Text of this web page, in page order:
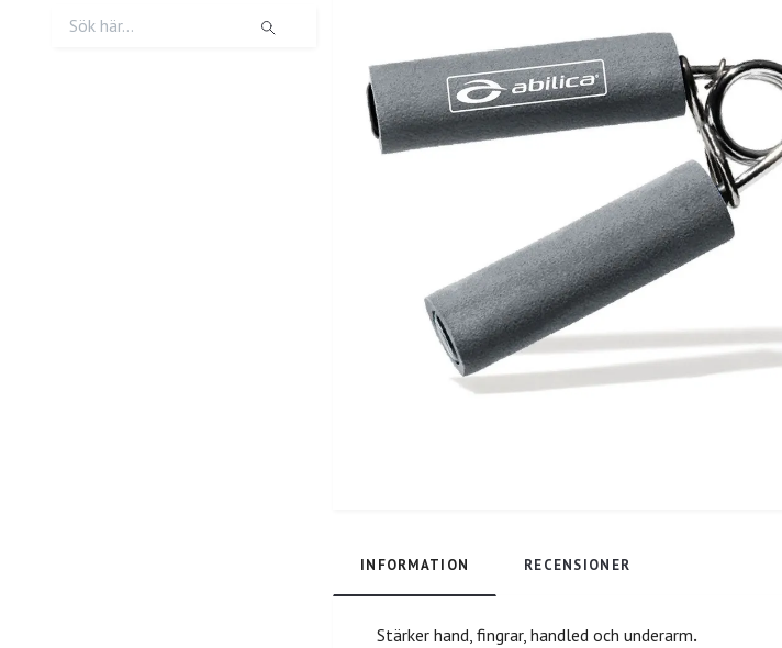
INFORMATION RECENSIONER
Stärker hand, fingrar, handled och underarm.